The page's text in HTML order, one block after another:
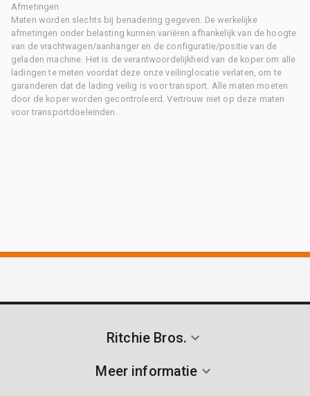
Afmetingen
Maten worden slechts bij benadering gegeven. De werkelijke
afmetingen onder belasting kunnen variëren afhankelijk van de hoogte
van de vrachtwagen/aanhanger en de configuratie/positie van de
geladen machine. Het is de verantwoordelijkheid van de koper om alle
ladingen te meten voordat deze onze veilinglocatie verlaten, om te
garanderen dat de lading veilig is voor transport. Alle maten moeten
door de koper worden gecontroleerd. Vertrouw niet op deze maten
voor transportdoeleinden.
Ritchie Bros.
Meer informatie